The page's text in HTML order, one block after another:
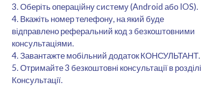
3. Оберіть операційну систему (Android або IOS).
4. Вкажіть номер телефону, на який буде
відправлено реферальний код з безкоштовними
консультаціями.
4. Завантажте мобільний додаток КОНСУЛЬТАНТ.
5. Отримайте 3 безкоштовні консультації в розділі
Консультації.